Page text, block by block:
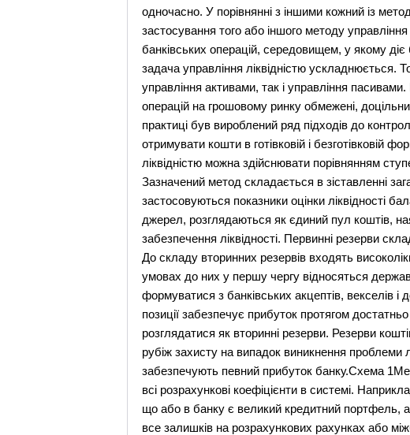
одночасно. У порівнянні з іншими кожний із
застосування того або іншого методу
банківських операцій, середовищем, у якому
задача управління ліквідністю ускладнюється.
управління активами, так і управління
операцій на грошовому ринку обмежені,
практиці був вироблений ряд підходів до
отримувати кошти в готівковій і безготівковій
ліквідністю можна здійснювати порівнянням
Зазначений метод складається в зіставленні
застосовуються показники оцінки ліквідності
джерел, розглядаються як єдиний пул коштів,
забезпечення ліквідності. Первинні резерви
До складу вторинних резервів входять
умовах до них у першу чергу відносяться
формуватися з банківських акцептів, векселів і
позиції забезпечує прибуток протягом
розглядатися як вторинні резерви. Резерви
рубіж захисту на випадок виникнення проблеми
забезпечують певний прибуток банку.Схема
всі розрахункові коефіцієнти в системі.
що або в банку є великий кредитний портфель,
все залишків на розрахункових рахунках або